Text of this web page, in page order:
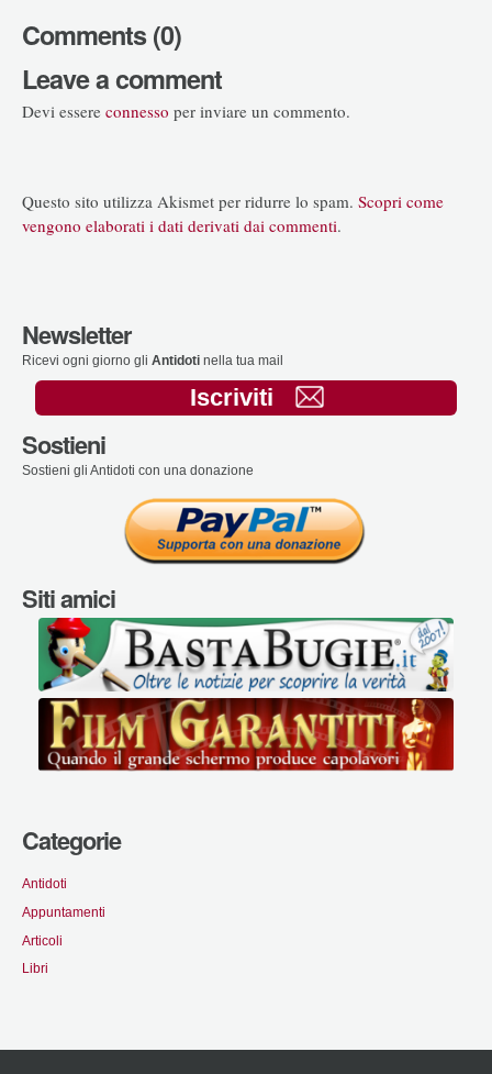
Comments (0)
Leave a comment
Devi essere connesso per inviare un commento.
Questo sito utilizza Akismet per ridurre lo spam. Scopri come
vengono elaborati i dati derivati dai commenti.
Newsletter
Ricevi ogni giorno gli Antidoti nella tua mail
Iscriviti
Sostieni
Sostieni gli Antidoti con una donazione
Siti amici
Categorie
Antidoti
Appuntamenti
Articoli
Libri